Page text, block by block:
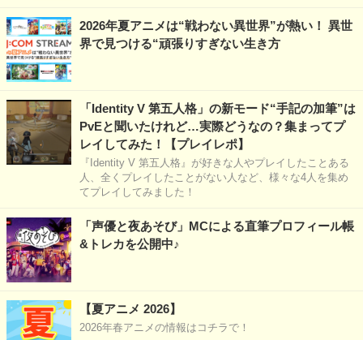
2026年夏アニメは“戦わない異世界”が熱い！ 異世
界で見つける“頑張りすぎない生き方
「Identity V 第五人格」の新モード“手記の加筆”は
PvEと聞いたけれど…実際どうなの？集まってプ
レイしてみた！【プレイレポ】
『Identity V 第五人格』が好きな人やプレイしたことある
人、全くプレイしたことがない人など、様々な4人を集め
てプレイしてみました！
「声優と夜あそび」MCによる直筆プロフィール帳
&トレカを公開中♪
【夏アニメ 2026】
2026年春アニメの情報はコチラで！